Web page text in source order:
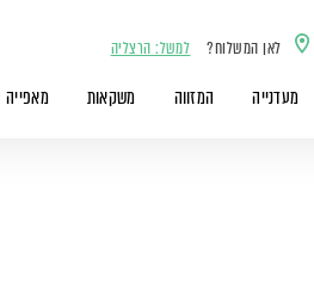
לאן המשלוח? למשל: הרצליה
מעדנייה המזווה משקאות מאפייה